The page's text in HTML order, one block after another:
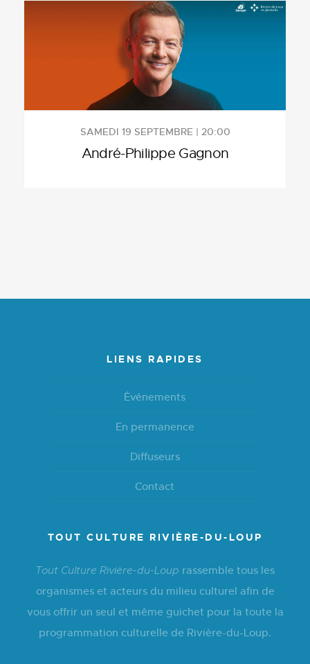
SAMEDI 19 SEPTEMBRE | 20:00
André-Philippe Gagnon
LIENS RAPIDES
Événements
En permanence
Diffuseurs
Contact
TOUT CULTURE RIVIÈRE-DU-LOUP
Tout Culture Rivière-du-Loup rassemble tous les
organismes et acteurs du milieu culturel afin de
vous offrir un seul et même guichet pour la toute la
programmation culturelle de Rivière-du-Loup.